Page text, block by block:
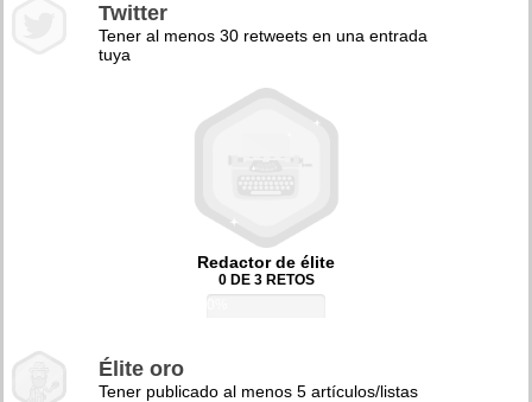
Twitter
Tener al menos 30 retweets en una entrada
tuya
Redactor de élite
0 DE 3 RETOS
Élite oro
Tener publicado al menos 5 artículos/listas